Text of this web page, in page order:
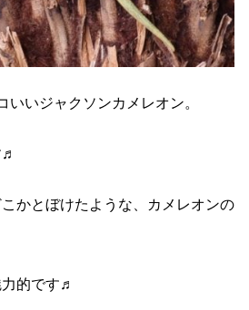
いいジャクソンカメレオン。
♬
かとぼけたような、カメレオンの
的です♬